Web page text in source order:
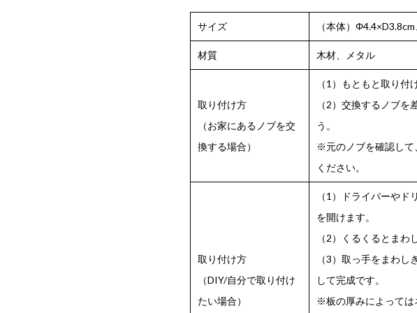
サイズ （本体）
材質 木材、メタル
取り付け方
（お家にあるノブを交
換する場合）
（1）もともと取り付
（2）交換するノブ
う。
※元のノブを確認して
ください。
取り付け方
（DIY/自分で取り付け
たい場合）
（1）ドライバーや
を開けます。
（2）くるくるとまわ
（3）取っ手をまわ
して完成です。
※板の厚みによっては